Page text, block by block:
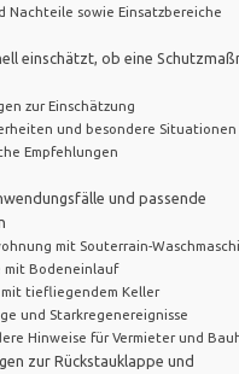
Nachteile sowie Einsatzbereiche
einschätzt, ob eine
zur Einschätzung
und besondere Situationen
Empfehlungen
und passende
mit Souterrain-
mit Bodeneinlauf
tiefliegendem Keller
und Starkregenereignisse
Hinweise für Vermieter und
zur Rückstauklappe und